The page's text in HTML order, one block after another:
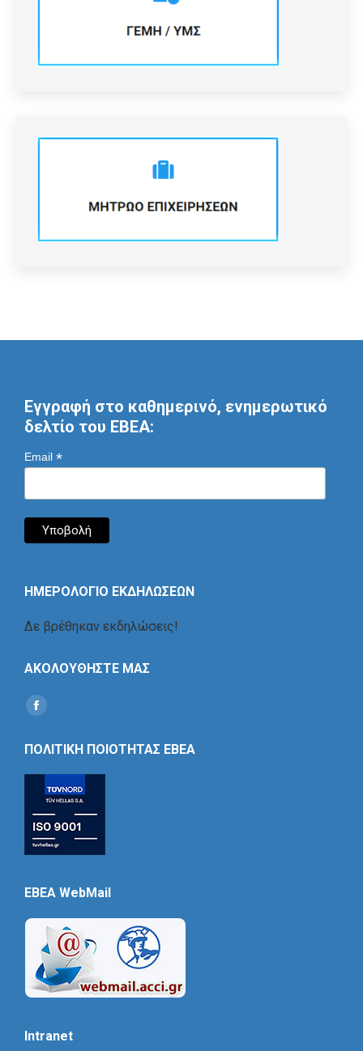
Εγγραφή στο καθημερινό, ενημερωτικό
δελτίο του ΕΒΕΑ:
Email *
ΗΜΕΡΟΛΟΓΙΟ ΕΚΔΗΛΩΣΕΩΝ
Δε βρέθηκαν εκδηλώσεις!
ΑΚΟΛΟΥΘΗΣΤΕ ΜΑΣ
Find us on:
Social
ΠΟΛΙΤΙΚΗ ΠΟΙΟΤΗΤΑΣ ΕΒΕΑ
EBEA WebMail
Intranet